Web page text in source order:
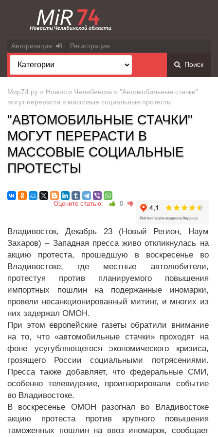
Авторизация Регистрация
Поиск
Мир74.ру » Новости Челябинска » "Автомобильные стачки"
могут перерасти в массовые социальные протесты
"АВТОМОБИЛЬНЫЕ СТАЧКИ"
МОГУТ ПЕРЕРАСТИ В
МАССОВЫЕ СОЦИАЛЬНЫЕ
ПРОТЕСТЫ
Оцените статью: 0
Владивосток, Декабрь 23 (Новый Регион, Наум
Захаров) – Западная пресса живо откликнулась на
акцию протеста, прошедшую в воскресенье во
Владивостоке, где местные автолюбители,
протестуя против планируемого повышения
импортных пошлин на подержанные иномарки,
провели несанкционированный митинг, и многих из
них задержал ОМОН.
При этом европейские газеты обратили внимание
на то, что «автомобильные стачки» проходят на
фоне усугубляющегося экономического кризиса,
грозящего России социальными потрясениями.
Пресса также добавляет, что федеральные СМИ,
особенно телевидение, проигнорировали событие
во Владивостоке.
В воскресенье ОМОН разогнал во Владивостоке
акцию протеста против крупного повышения
таможенных пошлин на ввоз иномарок, сообщает